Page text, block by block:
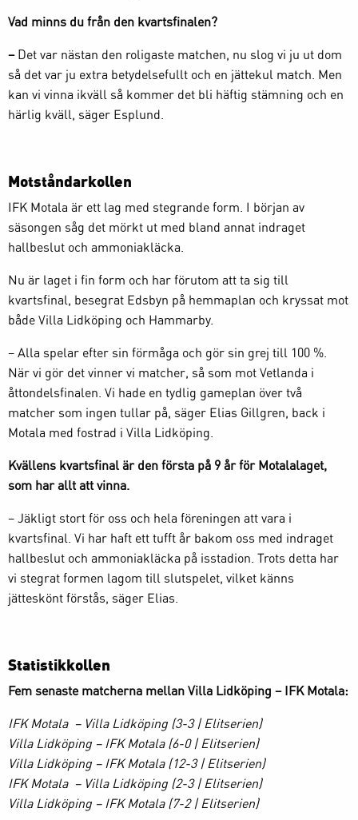
Vad minns du från den kvartsfinalen?
– Det var nästan den roligaste matchen, nu slog vi ju ut dom
så det var ju extra betydelsefullt och en jättekul match. Men
kan vi vinna ikväll så kommer det bli häftig stämning och en
härlig kväll, säger Esplund.
Motståndarkollen
IFK Motala är ett lag med stegrande form. I början av
säsongen såg det mörkt ut med bland annat indraget
hallbeslut och ammoniakläcka.
Nu är laget i fin form och har förutom att ta sig till
kvartsfinal, besegrat Edsbyn på hemmaplan och kryssat mot
både Villa Lidköping och Hammarby.
– Alla spelar efter sin förmåga och gör sin grej till 100 %.
När vi gör det vinner vi matcher, så som mot Vetlanda i
åttondelsfinalen. Vi hade en tydlig gameplan över två
matcher som ingen tullar på, säger Elias Gillgren, back i
Motala med fostrad i Villa Lidköping.
Kvällens kvartsfinal är den första på 9 år för Motalalaget,
som har allt att vinna.
– Jäkligt stort för oss och hela föreningen att vara i
kvartsfinal. Vi har haft ett tufft år bakom oss med indraget
hallbeslut och ammoniakläcka på isstadion. Trots detta har
vi stegrat formen lagom till slutspelet, vilket känns
jätteskönt förstås, säger Elias.
Statistikkollen
Fem senaste matcherna mellan Villa Lidköping – IFK Motala:
IFK Motala – Villa Lidköping (3-3 | Elitserien)
Villa Lidköping – IFK Motala (6-0 | Elitserien)
Villa Lidköping – IFK Motala (12-3 | Elitserien)
IFK Motala – Villa Lidköping (2-3 | Elitserien)
Villa Lidköping – IFK Motala (7-2 | Elitserien)